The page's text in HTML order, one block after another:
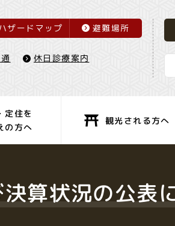
ザードマップ 避難場所
休日診療案内
定住を
の方へ
観光される方へ
算状況の公表